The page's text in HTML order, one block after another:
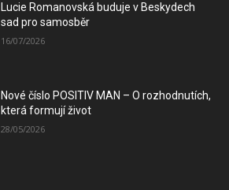
Lucie Romanovská buduje v Beskydech
sad pro samosběr
16/07/2026
Nové číslo POSITIV MAN – O rozhodnutích,
která formují život
28/05/2026